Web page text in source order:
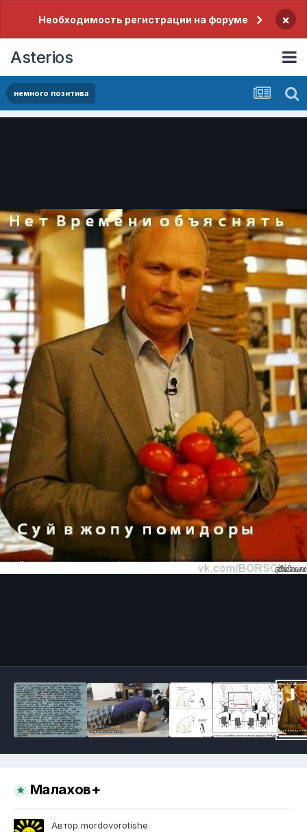
Необходимость регистрации на форуме ×
Asterios
немного позитива
Малахов+
Автор mordovorotishe